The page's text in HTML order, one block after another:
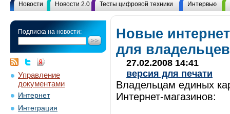
Новости Новости 2.0 Тесты цифровой техники Интервью
Подписка на новости:
Управление
документами
Интернет
Интеграция
Новые
для
27.02.2008 14:41
версия для печати
Владельцам единых
Интернет-магазинов: